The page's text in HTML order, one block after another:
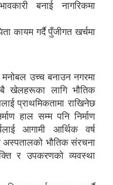
बनाई नागरिकमा
कायम गर्दै पुँजीगत खर्चमा
उच्च बनाउन नगरमा
खेलहरूका लागि भौतिक
प्राथमिकतामा राखिनेछ
हाल सम्म पनि निर्माण
आगामी आर्थिक वर्ष
भौतिक संरचना
र उपकरणको व्यवस्था